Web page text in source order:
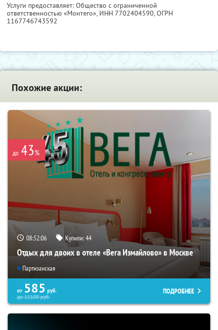
Услуги предоставляет: Общество с ограниченной
ответственностью «Монтего», ИНН 7702404590, ОГРН
1167746743592
Похожие акции:
до 43%
08:52:05 Купили:44
Отдых для двоих в отеле «Вега Измайлово» в Москве
Партизанская
от 585 руб.
до11100руб.
ПОДРОБНЕЕ